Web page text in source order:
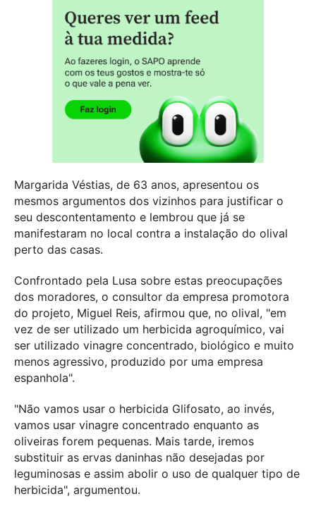
Margarida Véstias, de 63 anos, apresentou os
mesmos argumentos dos vizinhos para justificar o
seu descontentamento e lembrou que já se
manifestaram no local contra a instalação do olival
perto das casas.
Confrontado pela Lusa sobre estas preocupações
dos moradores, o consultor da empresa promotora
do projeto, Miguel Reis, afirmou que, no olival, "em
vez de ser utilizado um herbicida agroquímico, vai
ser utilizado vinagre concentrado, biológico e muito
menos agressivo, produzido por uma empresa
espanhola".
"Não vamos usar o herbicida Glifosato, ao invés,
vamos usar vinagre concentrado enquanto as
oliveiras forem pequenas. Mais tarde, iremos
substituir as ervas daninhas não desejadas por
leguminosas e assim abolir o uso de qualquer tipo de
herbicida", argumentou.